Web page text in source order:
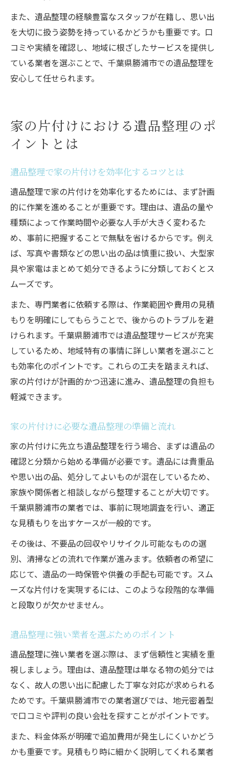
また、遺品整理の経験豊富なスタッフが在籍し、思い出
を大切に扱う姿勢を持っているかどうかも重要です。口
コミや実績を確認し、地域に根ざしたサービスを提供し
ている業者を選ぶことで、千葉県勝浦市での遺品整理を
安心して任せられます。
家の片付けにおける遺品整理のポ
イントとは
遺品整理で家の片付けを効率化するコツとは
遺品整理で家の片付けを効率化するためには、まず計画
的に作業を進めることが重要です。理由は、遺品の量や
種類によって作業時間や必要な人手が大きく変わるた
め、事前に把握することで無駄を省けるからです。例え
ば、写真や書類などの思い出の品は慎重に扱い、大型家
具や家電はまとめて処分できるように分類しておくとス
ムーズです。
また、専門業者に依頼する際は、作業範囲や費用の見積
もりを明確にしてもらうことで、後からのトラブルを避
けられます。千葉県勝浦市では遺品整理サービスが充実
しているため、地域特有の事情に詳しい業者を選ぶこと
も効率化のポイントです。これらの工夫を踏まえれば、
家の片付けが計画的かつ迅速に進み、遺品整理の負担も
軽減できます。
家の片付けに必要な遺品整理の準備と流れ
家の片付けに先立ち遺品整理を行う場合、まずは遺品の
確認と分類から始める準備が必要です。遺品には貴重品
や思い出の品、処分してよいものが混在しているため、
家族や関係者と相談しながら整理することが大切です。
千葉県勝浦市の業者では、事前に現地調査を行い、適正
な見積もりを出すケースが一般的です。
その後は、不要品の回収やリサイクル可能なものの選
別、清掃などの流れで作業が進みます。依頼者の希望に
応じて、遺品の一時保管や供養の手配も可能です。スム
ーズな片付けを実現するには、このような段階的な準備
と段取りが欠かせません。
遺品整理に強い業者を選ぶためのポイント
遺品整理に強い業者を選ぶ際は、まず信頼性と実績を重
視しましょう。理由は、遺品整理は単なる物の処分では
なく、故人の思い出に配慮した丁寧な対応が求められる
ためです。千葉県勝浦市での業者選びでは、地元密着型
で口コミや評判の良い会社を探すことがポイントです。
また、料金体系が明確で追加費用が発生しにくいかどう
かも重要です。見積もり時に細かく説明してくれる業者